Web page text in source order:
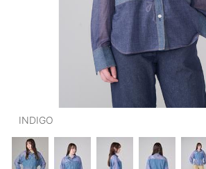
OUTERS : アウター
LADIES : レディース
DENIM : デニム
PANTS/SKIRT : パンツ・スカート
TOPS : トップス
OUTERS : アウター
INDIGO